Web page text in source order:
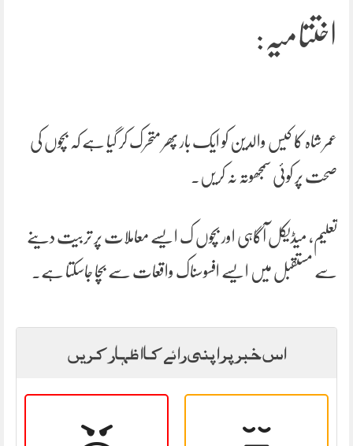
اختتامیہ:
عمر شاہ کا کیس والدین کو ایک بار پھر متحرک کر گیا ہے کہ بچوں کی
صحت پر کوئی سمجھوتہ نہ کریں۔
تعلیم، میڈیکل آگاہی اور بچوں ک ایسے معاملات پر تربیت دینے
سے مستقبل میں ایسے افسوسناک واقعات سے بچا جاسکتا ہے۔
اس خبر پر اپنی رائے کا اظہار کریں